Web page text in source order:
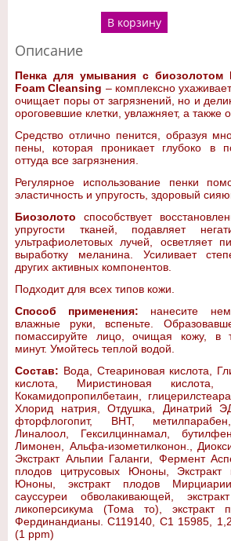
В корзину
Описание
Пенка для умывания с биозолотом
Foam Cleansing – комплексно
очищает поры от загрязнений, но и
ороговевшие клетки, увлажняет, а также
Средство отлично пенится, образуя
пены, которая проникает глубоко в
оттуда все загрязнения.
Регулярное использование пенки
эластичность и упругость, здоровый
Биозолото способствует
упругости тканей, подавляет
ультрафиолетовых лучей, осветляет
выработку меланина. Усиливает
других активных компонентов.
Подходит для всех типов кожи.
Способ применения: нанесите
влажные руки, вспеньте.
помассируйте лицо, очищая кожу, в
минут. Умойтесь теплой водой.
Состав: Вода, Стеариновая кислота,
кислота, Миристиновая кислота,
Кокамидопропилбетаин,
Хлорид натрия, Отдушка, Динатрий
фторфлогопит, ВНТ,
Линалоол, Гексилциннамал,
Лимонен, Альфа-изометилконон.,
Экстракт Альпии Галанги, Фермент
плодов цитрусовых Юноны, Экстракт
Юноны, экстракт плодов
сауссуреи обволакивающей,
ликоперсикума (Тома то), экстракт
Фердинандианы. C119140, C1 15985,
(1 ppm)